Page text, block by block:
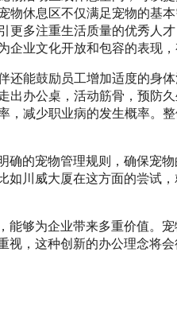
物休息区不仅满足宠物的基
更多注重生活质量的优秀人
企业文化开放和包容的表现
还能鼓励员工增加适度的身
出办公桌，活动筋骨，预防
，减少职业病的发生概率。
的宠物管理规则，确保宠
川威大厦在这方面的尝试
够为企业带来多重价值。
，这种创新的办公理念将会